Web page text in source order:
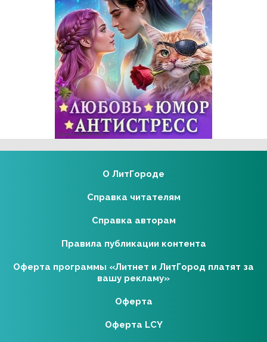
Реклама 16+ АО «ЛитГород»
О ЛитГороде
Справка читателям
Справка авторам
Правила публикации контента
Оферта программы «Литнет и ЛитГород платят за
вашу рекламу»
Оферта
Оферта LCY